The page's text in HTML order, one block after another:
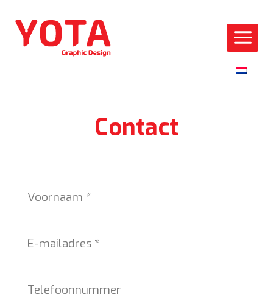
Contact
Voornaam *
E-mailadres *
Telefoonnummer